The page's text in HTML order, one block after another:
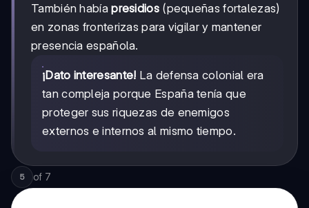
También habíapresidios(pequeñas fortalezas)
en zonas fronterizas para vigilar y mantener
presencia española.
¡Dato interesante! La defensa colonial era
tan compleja porque España tenía que
proteger sus riquezas de enemigos
externos e internos al mismo tiempo.
5 of 7